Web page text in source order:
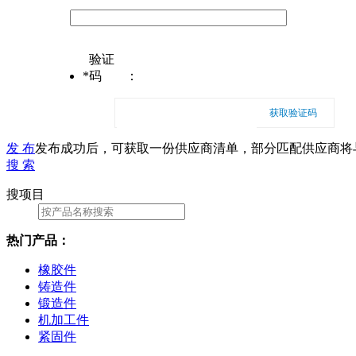
*
验证
码
：
获取验证码
发 布发布成功后，可获取一份供应商清单，部分匹配供应商
搜 索
搜项目
热门产品：
橡胶件
铸造件
锻造件
机加工件
紧固件